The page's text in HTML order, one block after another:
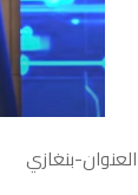
العنوان-بنغازي